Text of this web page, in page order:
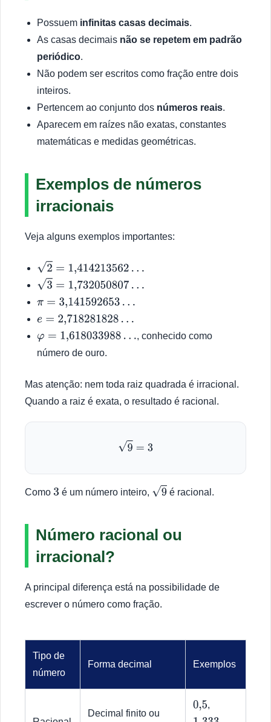
Possuem infinitas casas decimais.
As casas decimais não se repetem em padrão
periódico.
Não podem ser escritos como fração entre dois
inteiros.
Pertencem ao conjunto dos números reais.
Aparecem em raízes não exatas, constantes
matemáticas e medidas geométricas.
Exemplos de números
irracionais
Veja alguns exemplos importantes:
2=1,414213562…
3=1,732050807…
π =3,141592653…
e =2,718 281828…
φ= 1,618033988…
, conhecido como
número de ouro.
Mas atenção: nem toda raiz quadrada é irracional.
Quando a raiz é exata, o resultado é racional.
9 =3
Como 3 é um número inteiro, 9 é racional.
Número racional ou
irracional?
A principal diferença está na possibilidade de
escrever o número como fração.
Tipo de
número
Forma decimal Exemplos
Decimal finito ou 0,5,